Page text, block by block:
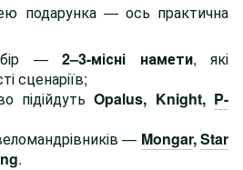
подарунка — ось практична
— 2–3-місні намети, які
сценаріїв;
підійдутьOpalus, Knight, P-
— Mongar,Star
.